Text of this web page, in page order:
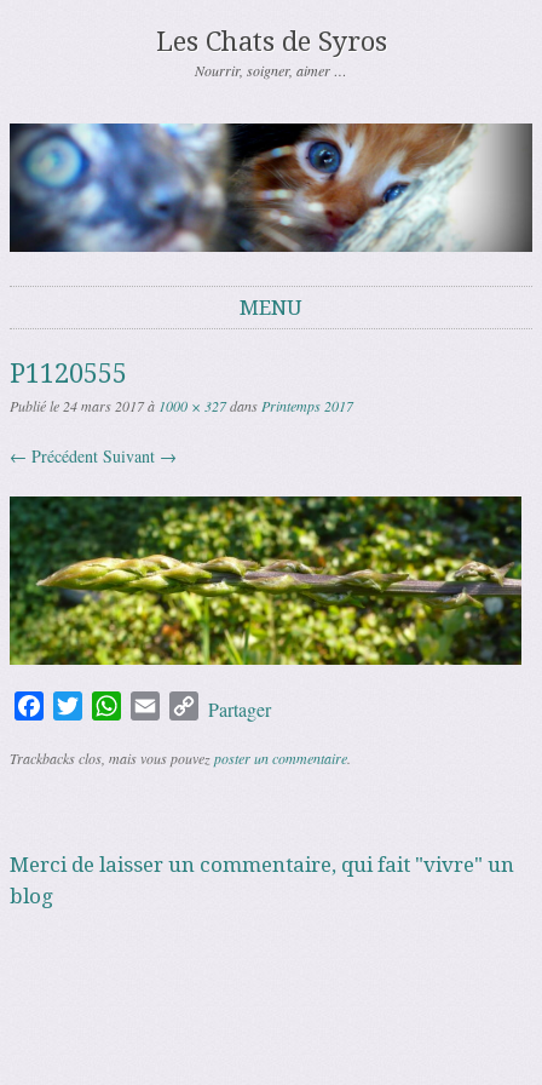
Les Chats de Syros
Nourrir, soigner, aimer …
MENU
P1120555
Publié le24 mars 2017à 1000 × 327dansPrintemps 2017
← Précédent Suivant →
FacebookTwitterWhatsApp
Email Copy
Partager
Trackbacks clos, mais vous pouvezposter un commentaire
Merci de laisser un commentaire, qui fait "vivre" un
blog